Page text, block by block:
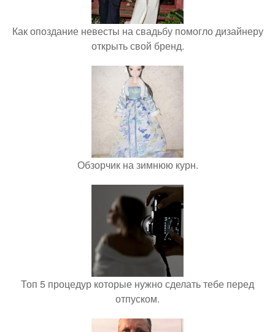
Как опоздание невесты на свадьбу помогло дизайнеру
открыть свой бренд.
Обзорчик на зимнюю курн.
Топ 5 процедур которые нужно сделать тебе перед
отпуском.